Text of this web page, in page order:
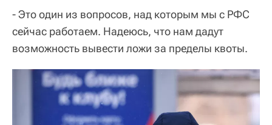
- Это один из вопросов, над которым мы с РФС
сейчас работаем. Надеюсь, что нам дадут
возможность вывести ложи за пределы квоты.